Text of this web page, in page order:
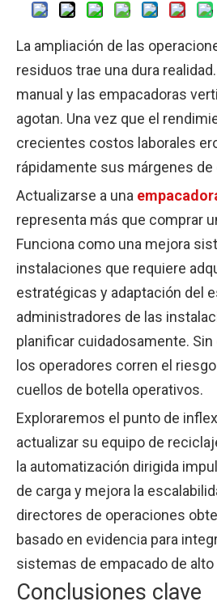
La ampliación de las
residuos trae una dura
manual y las empacadoras
agotan. Una vez que el
crecientes costos laborales
rápidamente sus márgenes de
Actualizarse a una
representa más que comprar
Funciona como una mejora
instalaciones que requiere
estratégicas y adaptación del
administradores de las
planificar cuidadosamente.
los operadores corren el
cuellos de botella operativos.
Exploraremos el punto de
actualizar su equipo de
la automatización dirigida
de carga y mejora la
directores de operaciones
basado en evidencia para
sistemas de empacado de alto
Conclusiones clave